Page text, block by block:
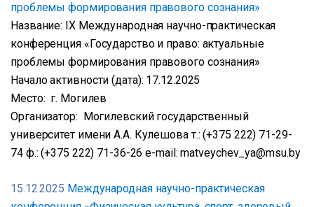
проблемы формирования правового сознания»
Название: IX Международная научно-практическая
конференция «Государство и право: актуальные
проблемы формирования правового сознания»
Начало активности (дата): 17.12.2025
Место: г. Могилев
Организатор: Могилевский государственный
университет имени А.А. Кулешова т.: (+375 222) 71-29-
74 ф.: (+375 222) 71-36-26 e-mail: matveychev_ya@msu.by
15.12.2025 Международная научно-практическая